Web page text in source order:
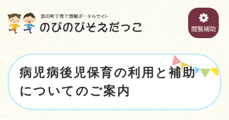
本
文
病児病後児保育の利用と補助
についてのご案内